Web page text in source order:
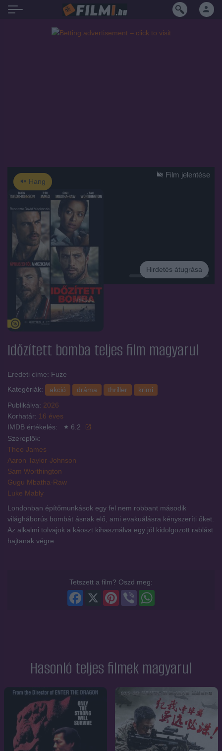
Hang
Hirdetés
Hirdetés átugrása
Film jelentése
Időzített bomba teljes film magyarul
Eredeti címe: Fuze
Kategóriák:
akció dráma thriller
krimi
Publikálva: 2026
Korhatár: 16 éves
IMDB értékelés:
6.2
Szereplők:
Theo James
Aaron Taylor-Johnson
Sam Worthington
Gugu Mbatha-Raw
Luke Mably
Londonban építőmunkások egy fel nem robbant második
világháborús bombát ásnak elő, ami evakuálásra kényszeríti őket.
Az alkalmi tolvajok a káoszt kihasználva egy jól kidolgozott rablást
hajtanak végre.
Tetszett a film? Oszd meg:
Viber
Pinterest
Facebook
Hasonló teljes filmek magyarul